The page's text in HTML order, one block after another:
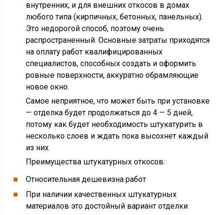
внутренних, и для внешних откосов в домах
любого типа (кирпичных, бетонных, панельных).
Это недорогой способ, поэтому очень
распространенный. Основные затраты приходятся
на оплату работ квалифицированных
специалистов, способных создать и оформить
ровные поверхности, аккуратно обрамляющие
новое окно.
Самое неприятное, что может быть при установке
— отделка будет продолжаться до 4 — 5 дней,
потому как будет необходимость штукатурить в
несколько слоев и ждать пока высохнет каждый
из них.
Преимущества штукатурных откосов:
Относительная дешевизна работ
При наличии качественных штукатурных
материалов это достойный вариант отделки